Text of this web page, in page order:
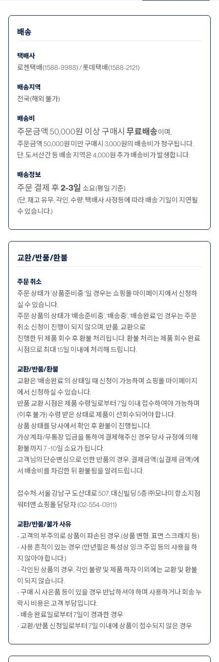
배송
택배사
로젠택배(1588-9988) / 롯데택배(1588-2121)
배송지역
전국(해외 불가)
배송비
주문금액 50,000원 이상 구매시 무료배송이며,
주문금액 50,000원 미만 구매시 3,000원의 배송비가 청구됩니다.
단, 도서산간 등 배송 지역은 4,000원 추가 배송비가 발생합니다.
배송정보
주문 결제 후2-3일 소요(평일 기준)
(단, 재고 유무, 각인, 수량, 택배사 사정등에 따라 배송 기일이 지연될
수 있습니다.)
교환/반품/환불
주문 취소
주문 상태가 '상품준비중 '일 경우는 쇼핑몰 마이페이지에서 신청하
실 수 있습니다.
주문 상품의 상태가 ‘배송준비중’, ‘배송중’, ‘배송완료’인 경우는 주문
취소 신청이 진행이 되지 않으며, 반품, 교환으로
진행한 뒤 제품 회수 후 환불 처리됩니다. 환불 처리는 제품 회수 완료
시점으로 최대 15일 이내에 처리해 드립니다.
교환/반품/환불
교환은 '배송완료'의 상태일 때 신청이 가능하며 쇼핑몰 마이페이지
에서 신청하실 수 있습니다.
반품 교환 시점은 제품 수령일로부터 7일 이내 접수하여야 가능하며
(이후 불가) 수령 받은 상태로 제품이 선회수되어야 합니다.
상품 상태를 당사에서 확인 후 환불이 진행됩니다.
가상계좌/무통장 입금을 통하여 결제해주신 경우 당사 규정에 의해
환불까지 7 ~10일 소요가 됩니다.
고객님의 단순변심으로 인한 반품의 경우, 결제금액(실결제 금액)에
서 배송비를 차감한 뒤 환불됨을 알려드립니다.
접수처: 서울 강남구 도산대로 507, 대신빌딩 5층 ㈜모나미 항소지점
워터맨 쇼핑몰 담당자 (02-554-0911)
교환/반품/불가 사유
- 고객의 부주의로 상품이 파손된 경우.(상품 변형, 표면 스크래치 등)
- 사용 흔적이 있는 경우 (만년필은 특성상 잉크 주입 등의 사용을 하
지 않아야 합니다.)
- 각인된 상품의 경우, 각인 불량 및 제품 하자 이외에는 교환 및 환불
이 되지 않습니다.
- 구매 시 사은품 등이 있을 경우 반납하셔야 하며 사용하거나 회송 누
락시 비용은 고객 부담입니다.
- 배송 완료일로부터 7일이 경과한 경우
- 교환/반품 신청일로부터 7일 이내에 상품이 접수되지 않은 경우